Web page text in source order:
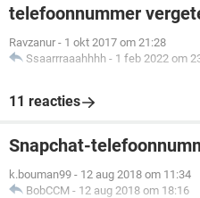
telefoonnummer
Ravzanur - 1 okt 2017 om 21:28
Ssaarrraaahhhh - 1 feb 2022 om
11 reacties
Snapchat-
k.bouman99 - 12 aug 2018 om 11:34
BobCCM - 12 aug 2018 om 18:16